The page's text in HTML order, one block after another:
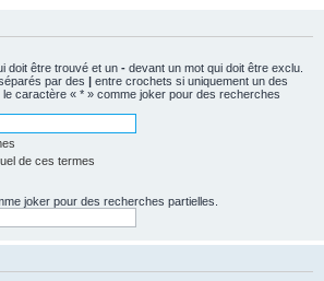
doit être trouvé et un - devant un mot qui doit être exclu.
par des | entre crochets si uniquement un des
caractère « * » comme joker pour des recherches
de ces termes
joker pour des recherches partielles.